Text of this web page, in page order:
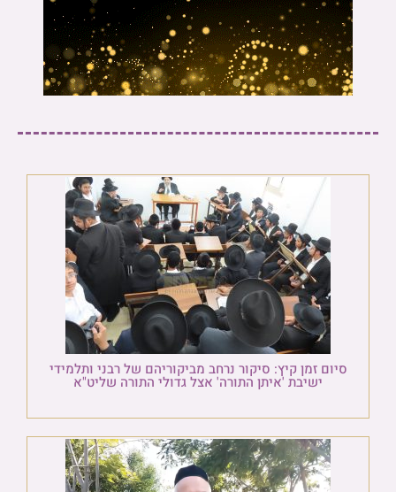
סיום זמן קיץ: סיקור נרחב מביקוריהם של רבני ותלמידי
ישיבת 'איתן התורה' אצל גדולי התורה שליט"א